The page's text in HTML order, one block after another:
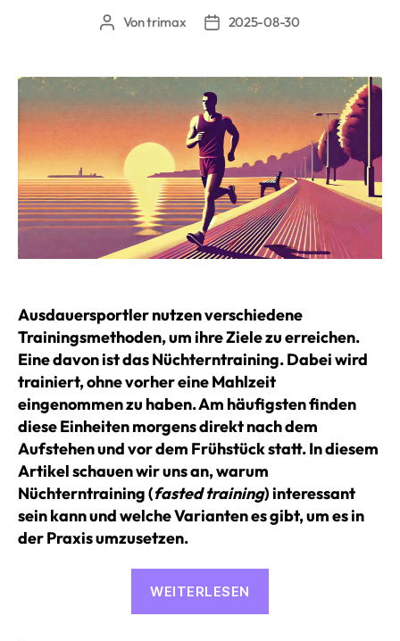
Beitragsautor
Vontrimax Beitragsdatum
2025-08-30
Ausdauersportler nutzen verschiedene
Trainingsmethoden, um ihre Ziele zu erreichen.
Eine davon ist das Nüchterntraining. Dabei wird
trainiert, ohne vorher eine Mahlzeit
eingenommen zu haben. Am häufigsten finden
diese Einheiten morgens direkt nach dem
Aufstehen und vor dem Frühstück statt.In diesem
Artikel schauen wir uns an, warum
Nüchterntraining (fasted training) interessant
sein kann und welche Varianten es gibt, um es in
der Praxis umzusetzen.
WEITERLESEN